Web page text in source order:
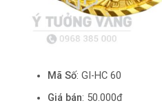
Mã Số: GI-HC 60
Giá bán: 50.000đ